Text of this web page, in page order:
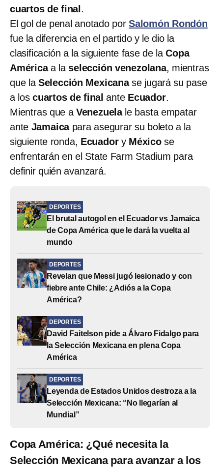
cuartos de final .
El gol de penal anotado por Salomón Rondón
fue la diferencia en el partido y le dio la
clasificación a la siguiente fase de laCopa
Américaa la selección venezolana, mientras
que la Selección Mexicanase jugará su pase
a los cuartos de final ante Ecuador.
Mientras que a Venezuelale basta empatar
ante Jamaicapara asegurar su boleto a la
siguiente ronda, Ecuadory Méxicose
enfrentarán en el State Farm Stadium para
definir quién avanzará.
DEPORTES
El brutal autogol en el Ecuador vs Jamaica
de Copa América que le dará la vuelta al
mundo
DEPORTES
Revelan que Messi jugó lesionado y con
fiebre ante Chile: ¿Adiós a la Copa
América?
DEPORTES
David Faitelson pide a Álvaro Fidalgo para
la Selección Mexicana en plena Copa
América
DEPORTES
Leyenda de Estados Unidos destroza a la
Selección Mexicana: “No llegarían al
Mundial”
Copa América: ¿Qué necesita la
Selección Mexicana para avanzar a los